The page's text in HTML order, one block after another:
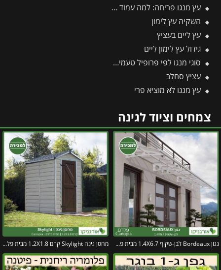
עץ מנגו פריחה: למה עמוד פריחה עם אלפי פרחים מניב רק פירות בודדים?
השקיה עץ לימון
עץ ליים בעציץ
גידול עץ לימון ליים
סוגי מנגו לפי פרופיל טעמים מעבר למנגו הקלאסי
עציץ סחלב
עץ מנגו לא מוציא פרי
צמחים וציוד לגינה
גגון Bordeaux לבן-שקוף 1.4X6.7 מבית פלרם – Canopia מחסן גינה Skylight קרם 1.2X1.8 מבית פלרם – קנופיה